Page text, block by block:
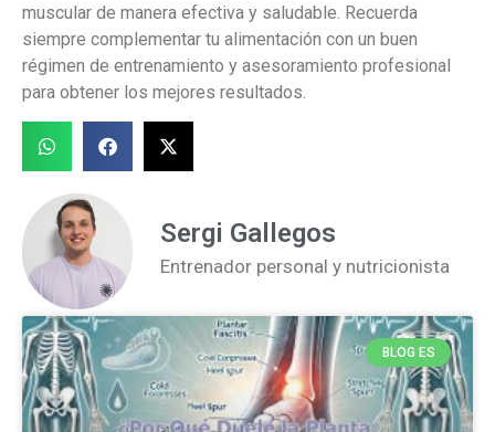
muscular de manera efectiva y saludable. Recuerda
siempre complementar tu alimentación con un buen
régimen de entrenamiento y asesoramiento profesional
para obtener los mejores resultados.
Sergi Gallegos
Entrenador personal y nutricionista
BLOG ES